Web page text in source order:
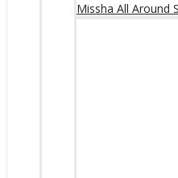
Missha All Around